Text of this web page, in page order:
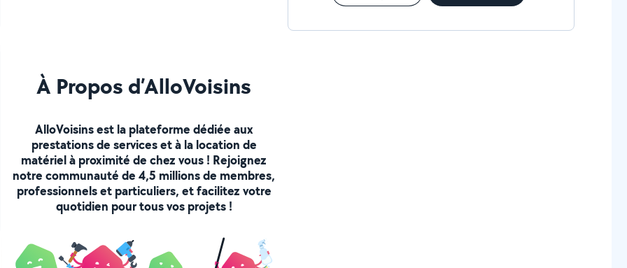
À Propos d’AlloVoisins
AlloVoisins est la plateforme dédiée aux
prestations de services et à la location de
matériel à proximité de chez vous ! Rejoignez
notre communauté de 4,5 millions de membres,
professionnels et particuliers, et facilitez votre
quotidien pour tous vos projets !